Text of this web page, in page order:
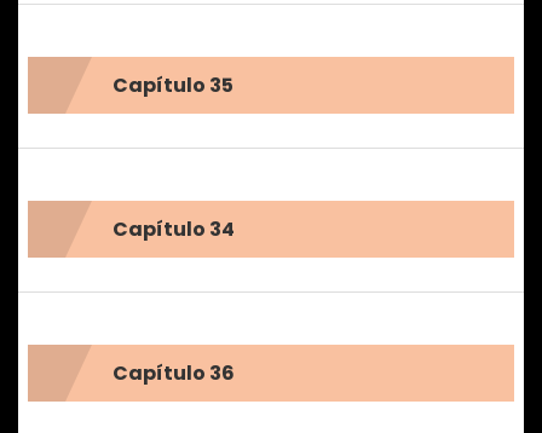
Capítulo 35
Capítulo 34
Capítulo 36